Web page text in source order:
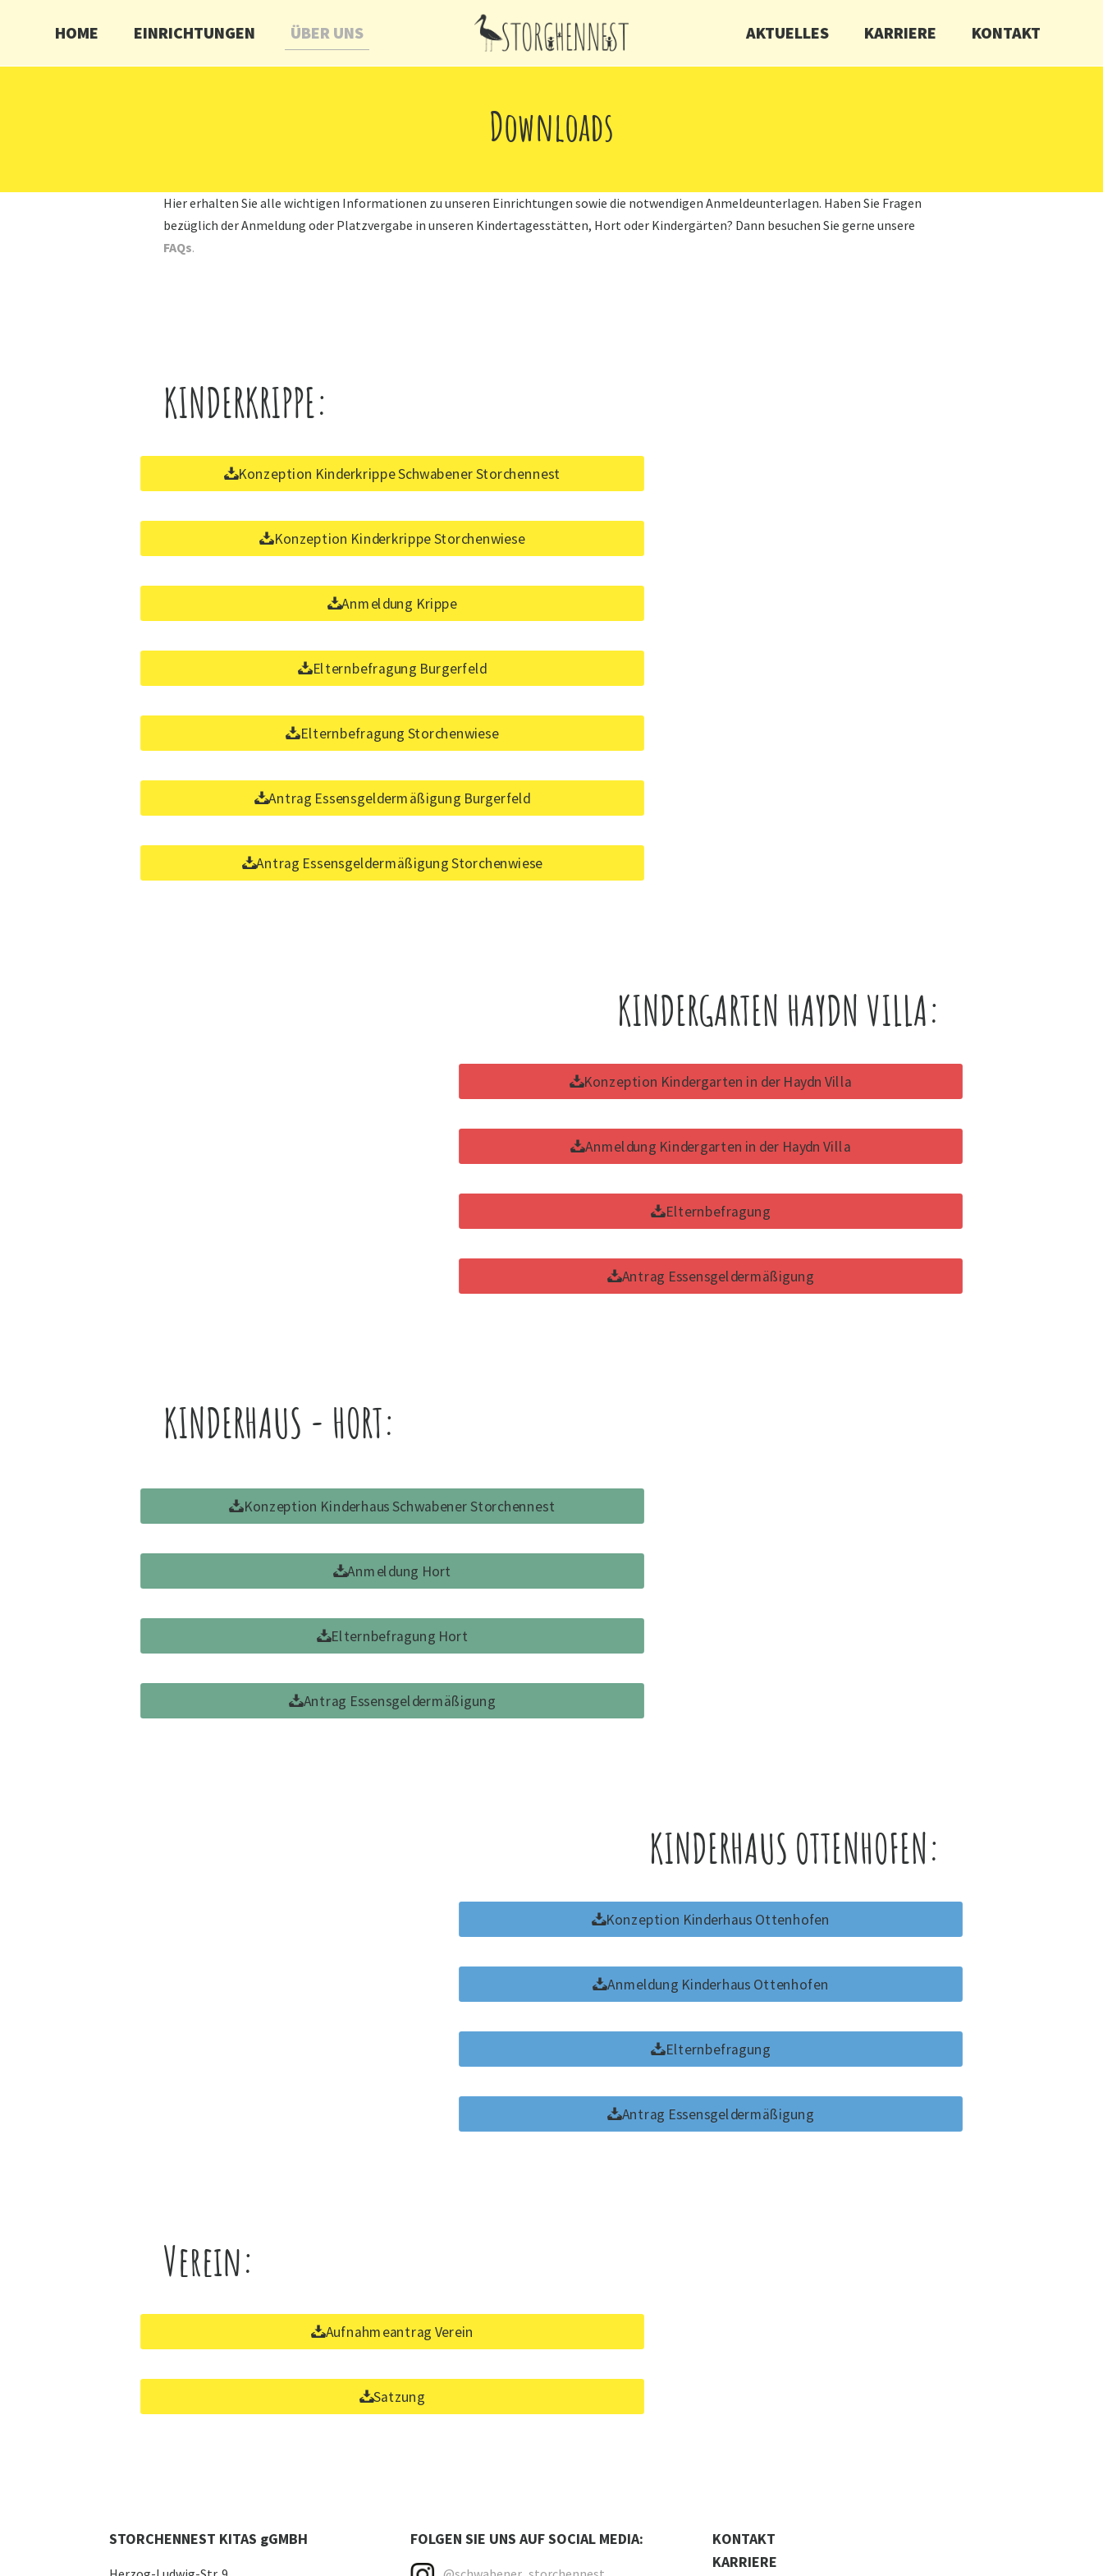
HOME EINRICHTUNGEN ÜBER UNS AKTUELLES KARRIERE KONTAKT
Downloads
Hier erhalten Sie alle wichtigen Informationen zu unseren Einrichtungen sowie die notwendigen Anmeldeunterlagen. Haben Sie Fragen
bezüglich der Anmeldung oder Platzvergabe in unseren Kindertagesstätten, Hort oder Kindergärten? Dann besuchen Sie gerne unsere
FAQs.
KINDERKRIPPE:
Konzeption Kinderkrippe Schwabener Storchennest
Konzeption Kinderkrippe Storchenwiese
Anmeldung Krippe
Elternbefragung Burgerfeld
Elternbefragung Storchenwiese
Antrag Essensgeldermäßigung Burgerfeld
Antrag Essensgeldermäßigung Storchenwiese
KINDERGARTEN HAYDN VILLA:
Konzeption Kindergarten in der Haydn Villa
Anmeldung Kindergarten in der Haydn Villa
Elternbefragung
Antrag Essensgeldermäßigung
KINDERHAUS - HORT:
Konzeption Kinderhaus Schwabener Storchennest
Anmeldung Hort
Elternbefragung Hort
Antrag Essensgeldermäßigung
KINDERHAUS OTTENHOFEN:
Konzeption Kinderhaus Ottenhofen
Anmeldung Kinderhaus Ottenhofen
Elternbefragung
Antrag Essensgeldermäßigung
Verein:
Aufnahmeantrag Verein
Satzung
STORCHENNEST KITAS gGMBH FOLGEN SIE UNS AUF SOCIAL MEDIA:
KONTAKT
KARRIERE